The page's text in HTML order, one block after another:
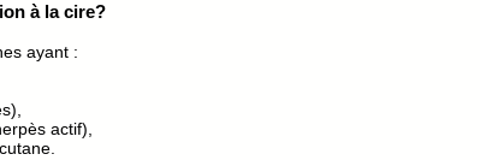
à la cire?
ayant :
actif),